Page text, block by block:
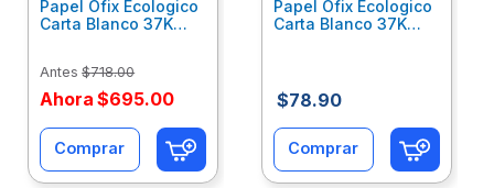
Papel Ofix Ecologico
Carta Blanco 37K
Antes $718.00
Ahora $695.00
Comprar
Papel Ofix Ecologico
Carta Blanco 37K
$78.90
Comprar